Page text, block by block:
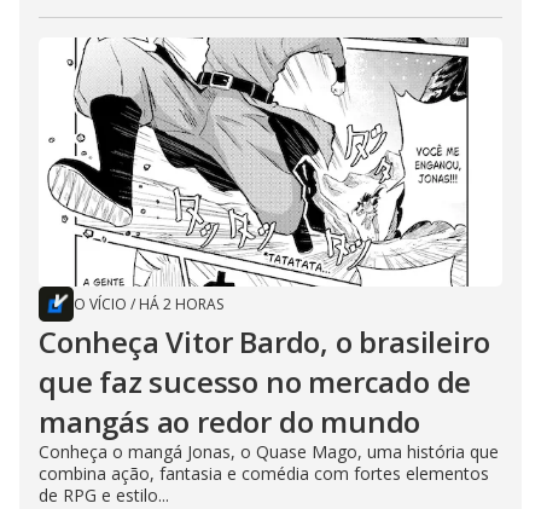
O VÍCIO / HÁ 2 HORAS
Conheça Vitor Bardo, o brasileiro
que faz sucesso no mercado de
mangás ao redor do mundo
Conheça o mangá Jonas, o Quase Mago, uma história que
combina ação, fantasia e comédia com fortes elementos
de RPG e estilo...